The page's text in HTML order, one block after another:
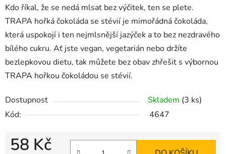
Kdo říkal, že se nedá mlsat bez výčitek, ten se plete.
TRAPA hořká čokoláda se stévií je mimořádná čokoláda,
která uspokojí i ten nejmlsnější jazýček a to bez nezdravého
bílého cukru. Ať jste vegan, vegetarián nebo držíte
bezlepkovou dietu, tak můžete bez obav zhřešit s výbornou
TRAPA hořkou čokoládou se stévií.
Dostupnost Skladem (3 ks)
Kód:
4647
58 Kč